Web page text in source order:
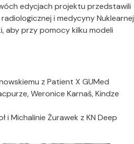
edycjach projektu przedstawili
i medycyny Nuklearnej
aby przy pomocy kilku modeli
z Patient X GUMed
Weronice Karnaś, Kindze
i Michalinie Żurawek z KN Deep